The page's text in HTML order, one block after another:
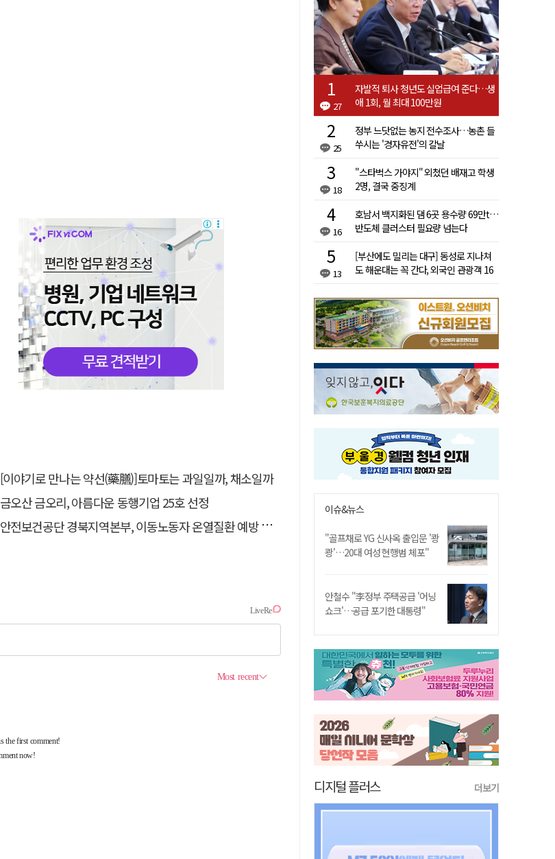
[이야기로 만나는 약선(藥膳)]토마토는 과일일까, 채소일까
금오산 금오리, 아름다운 동행기업 25호 선정
안전보건공단 경북지역본부, 이동노동자 온열질환 예방 캠페인
27
자발적 퇴사 청년도 실업급여 준다…생
애 1회, 월 최대 100만원
25
정부 느닷없는 농지 전수조사…농촌 들
쑤시는 '경자유전'의 칼날
18
"스타벅스 가야지" 외쳤던 배재고 학생
2명, 결국 중징계
16
호남서 백지화된 댐 6곳 용수량 69만t…
반도체 클러스터 필요량 넘는다
13
[부산에도 밀리는 대구] 동성로 지나쳐
도 해운대는 꼭 간다, 외국인 관광객 16
이슈&뉴스
"골프채로 YG 신사옥 출입문 '쾅
쾅'…20대 여성 현행범 체포"
안철수 "李정부 주택공급 '어닝
쇼크'…공급 포기한 대통령"
디지털 플러스 더보기